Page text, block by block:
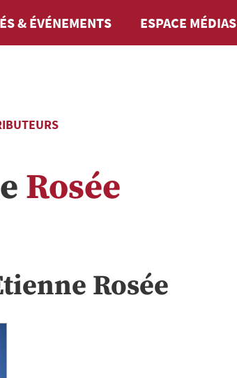
& ÉVÉNEMENTS ESPACE MÉDIAS
Rosée
Rosée